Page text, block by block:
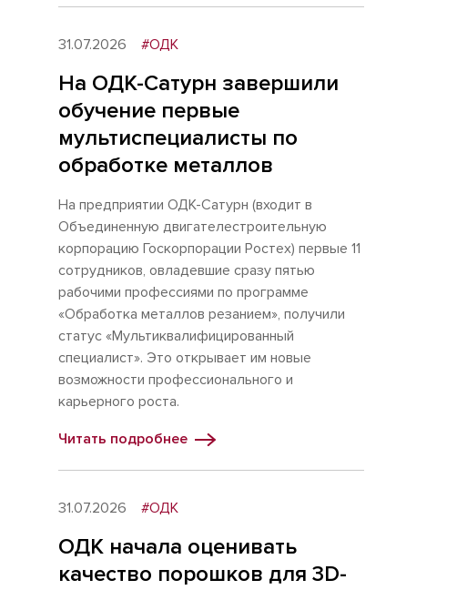
31.07.2026 #ОДК
На ОДК-Сатурн завершили
обучение первые
мультиспециалисты по
обработке металлов
На предприятии ОДК-Сатурн (входит в
Объединенную двигателестроительную
корпорацию Госкорпорации Ростех) первые 11
сотрудников, овладевшие сразу пятью
рабочими профессиями по программе
«Обработка металлов резанием», получили
статус «Мультиквалифицированный
специалист». Это открывает им новые
возможности профессионального и
карьерного роста.
Читать подробнее
31.07.2026 #ОДК
ОДК начала оценивать
качество порошков для 3D-